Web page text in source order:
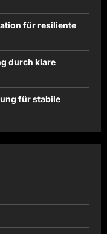
für resiliente
durch klare
für stabile